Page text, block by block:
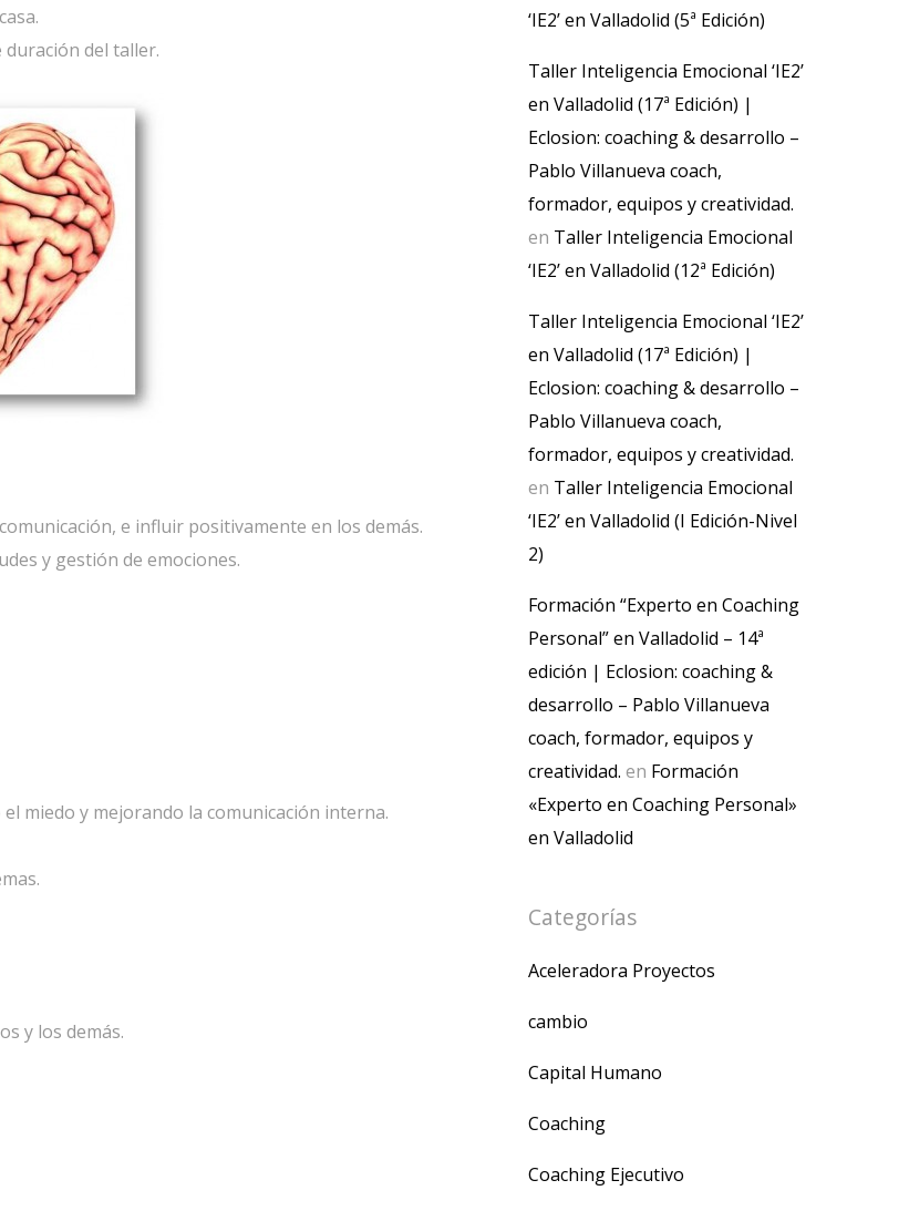
del taller.
e influir positivamente en los demás.
y gestión de emociones.
miedo y mejorando la comunicación interna.
y los demás.
‘IE2’ en Valladolid (5ª Edición)
Taller Inteligencia Emocional ‘IE2’
en Valladolid (17ª Edición) |
Eclosion: coaching & desarrollo –
Pablo Villanueva coach,
formador, equipos y creatividad.
en Taller Inteligencia Emocional
‘IE2’ en Valladolid (12ª Edición)
Taller Inteligencia Emocional ‘IE2’
en Valladolid (17ª Edición) |
Eclosion: coaching & desarrollo –
Pablo Villanueva coach,
formador, equipos y creatividad.
en Taller Inteligencia Emocional
‘IE2’ en Valladolid (I Edición-Nivel
2)
Formación “Experto en Coaching
Personal” en Valladolid – 14ª
edición | Eclosion: coaching &
desarrollo – Pablo Villanueva
coach, formador, equipos y
creatividad. en Formación
«Experto en Coaching Personal»
en Valladolid
Categorías
Aceleradora Proyectos
cambio
Capital Humano
Coaching
Coaching Ejecutivo